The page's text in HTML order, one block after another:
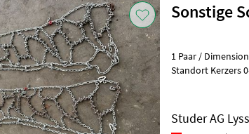
Sonstige
1 Paar /
Standort Kerzers
Studer AG